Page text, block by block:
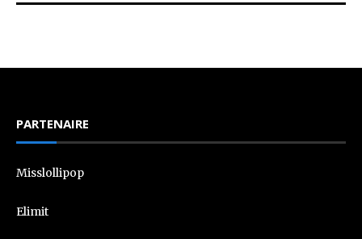
PARTENAIRE
Misslollipop
Elimit